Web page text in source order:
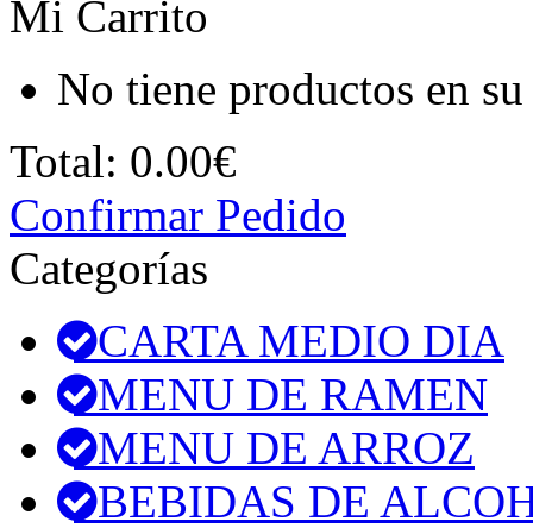
Mi Carrito
No tiene productos en
Total: 0.00€
Confirmar Pedido
Categorías
CARTA MEDIO DIA
MENU DE RAMEN
MENU DE ARROZ
BEBIDAS DE